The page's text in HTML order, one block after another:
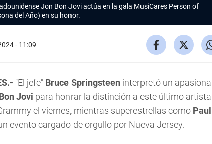
Jon Bon Jovi actúa en la gala MusiCares Person of
del Año) en su honor.
- 11:09
"El jefe" Bruce Springsteen interpretó un
Jovi para honrar la distinción a este último
el viernes, mientras superestrellas como
evento cargado de orgullo por Nueva Jersey.